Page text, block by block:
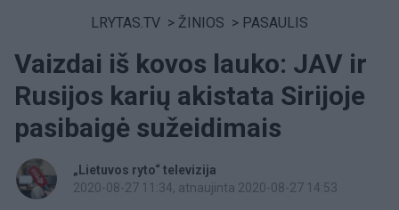
LRYTAS.TV > ŽINIOS > PASAULIS
Vaizdai iš kovos lauko: JAV ir
Rusijos karių akistata Sirijoje
pasibaigė sužeidimais
„Lietuvos ryto“ televizija
2020-08-27 11:34, atnaujinta 2020-08-27 14:53